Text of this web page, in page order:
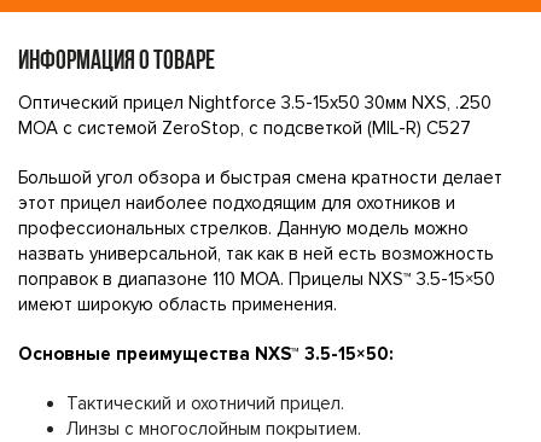
ИНФОРМАЦИЯ О ТОВАРЕ
Оптический прицел Nightforce 3.5-15x50 30мм NXS, .250
MOA с системой ZeroStop, с подсветкой (MIL-R) C527
Большой угол обзора и быстрая смена кратности делает
этот прицел наиболее подходящим для охотников и
профессиональных стрелков. Данную модель можно
назвать универсальной, так как в ней есть возможность
поправок в диапазоне 110 MOA. Прицелы NXS™ 3.5-15×50
имеют широкую область применения.
Основные преимущества NXS™ 3.5-15×50:
Тактический и охотничий прицел.
Линзы с многослойным покрытием.